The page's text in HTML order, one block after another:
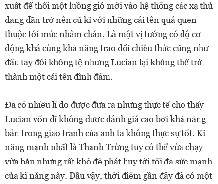
xuất để thổi một luồng gió mới vào hệ thống các xạ thủ
đang dần trở nên cũ kĩ với những cái tên quá quen
thuộc tới mức nhàm chán. Là một vị tướng có độ cơ
động khá cùng khả năng trao đổi chiêu thức cũng như
đấu tay đôi không tệ nhưng Lucian lại không thể trở
thành một cái tên đình đám.
Đã có nhiều lí do được đưa ra nhưng thực tế cho thấy
Lucian vốn dĩ không được đánh giá cao bởi khả năng
bắn trong giao tranh của anh ta không thực sự tốt. Kĩ
năng mạnh nhất là Thanh Trừng tuy có thể vừa chạy
vừa bắn nhưng rất khó để phát huy tới tối đa sức mạnh
của kĩ năng này. Dẫu vậy, thời điểm gần đây đã có một